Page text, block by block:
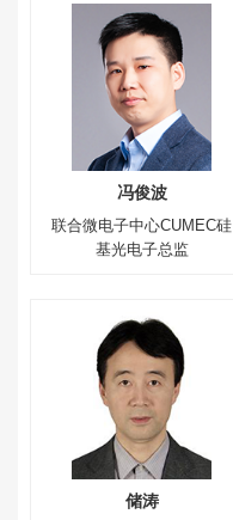
冯俊波
联合微电子中心CUMEC硅
基光电子总监
储涛